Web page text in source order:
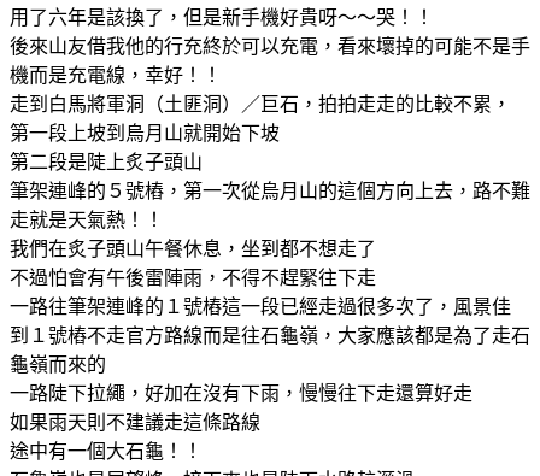
用了六年是該換了，但是新手機好貴呀～～哭！！
後來山友借我他的行充終於可以充電，看來壞掉的可能不是手
機而是充電線，幸好！！
走到白馬將軍洞（土匪洞）／巨石，拍拍走走的比較不累，
第一段上坡到烏月山就開始下坡
第二段是陡上炙子頭山
筆架連峰的５號樁，第一次從烏月山的這個方向上去，路不難
走就是天氣熱！！
我們在炙子頭山午餐休息，坐到都不想走了
不過怕會有午後雷陣雨，不得不趕緊往下走
一路往筆架連峰的１號樁這一段已經走過很多次了，風景佳
到１號樁不走官方路線而是往石龜嶺，大家應該都是為了走石
龜嶺而來的
一路陡下拉繩，好加在沒有下雨，慢慢往下走還算好走
如果雨天則不建議走這條路線
途中有一個大石龜！！